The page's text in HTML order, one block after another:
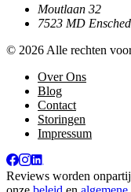
Moutlaan 32
7523 MD
© 2026 Alle rechten
Over Ons
Blog
Contact
Storingen
Impressum
Reviews worden